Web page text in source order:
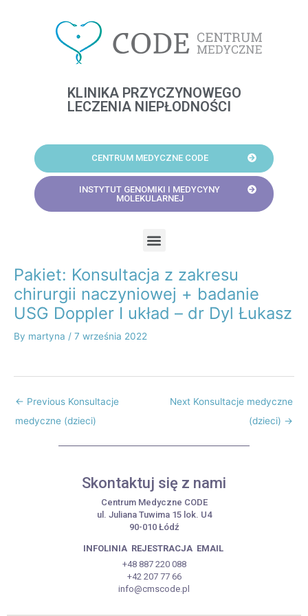
KLINIKA PRZYCZYNOWEGO
LECZENIA NIEPŁODNOŚCI
CENTRUM MEDYCZNE CODE
INSTYTUT GENOMIKI I MEDYCYNY
MOLEKULARNEJ
Pakiet: Konsultacja z zakresu
chirurgii naczyniowej + badanie
USG Doppler I układ – dr Dyl Łukasz
By martyna / 7 września 2022
Post
navigation
← Previous Konsultacje
medyczne (dzieci)
Next Konsultacje medyczne
(dzieci) →
Skontaktuj się z nami
Centrum Medyczne CODE
ul. Juliana Tuwima 15 lok. U4
90-010 Łódź
INFOLINIA REJESTRACJA EMAIL
+48 887 220 088
+42 207 77 66
info@cmscode.pl